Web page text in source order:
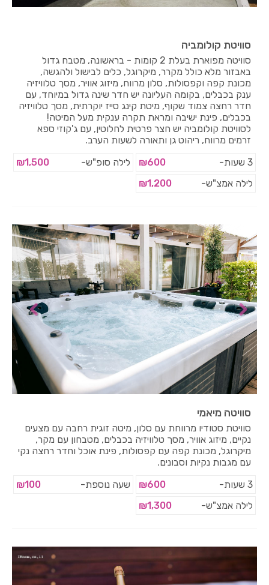
סוויטת קולומביה
סוויטה מפוארת בעלת 2 קומות - בראשונה, מטבח גדול
באבזור מלא כולל מקרר, מיקרוגל, כלים לבישול ולהגשה,
מכונת קפה וקפסולות, סלון מרווח, מיזוג אוויר, מסך טלוויזיה
ענק בכבלים, בקומה העליונה יש חדר שינה גדול במיוחד, עם
חדר רחצה צמוד שקוף, מיטת קינג סייז יוקרתית, מסך טלוויזיה
בכבלים, פינת ישיבה ומראת תקרה ענקית מעל המיטה!
לסוויטת קולומביה יש חצר פרטית לחלוטין, עם ג'קוזי ספא
זרמים מרווח, ריהוט גן ותאורה לשעות הערב.
3 שעות-
₪600 לילה סופ"ש-
₪1,500
לילה אמצ"ש-
₪1,200
סוויטה מיאמי
סוויטת סטודיו מרווחת עם סלון, מיטה זוגית רחבה עם מצעים
נקיים, מיזוג אוויר, מסך טלוויזיה בכבלים, מטבחון עם מקר,
מיקרוגל, מכונת קפה עם קפסולות, פינת אוכל וחדר רחצה נקי
עם מגבות נקיות וסבונים.
3 שעות-
₪600 שעה נוספת-
₪100
לילה אמצ"ש-
₪1,300